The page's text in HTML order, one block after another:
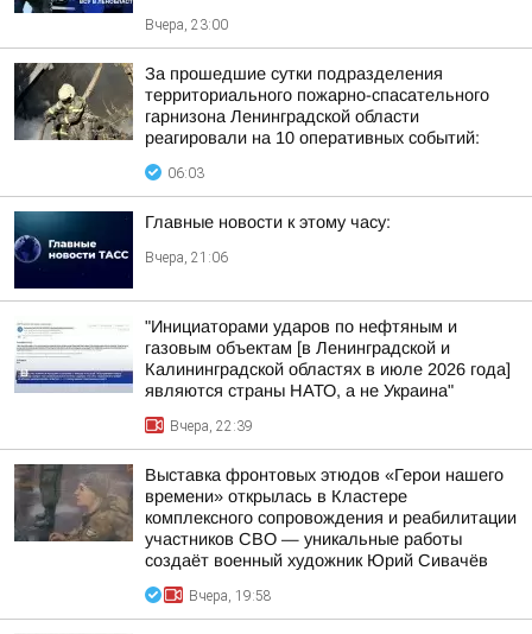
Вчера, 23:00
За прошедшие сутки подразделения
территориального пожарно-спасательного
гарнизона Ленинградской области
реагировали на 10 оперативных событий:
06:03
Главные новости к этому часу:
Вчера, 21:06
"Инициаторами ударов по нефтяным и
газовым объектам [в Ленинградской и
Калининградской областях в июле 2026 года]
являются страны НАТО, а не Украина"
Вчера, 22:39
Выставка фронтовых этюдов «Герои нашего
времени» открылась в Кластере
комплексного сопровождения и реабилитации
участников СВО — уникальные работы
создаёт военный художник Юрий Сивачёв
Вчера, 19:58